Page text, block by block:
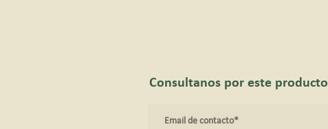
Consultanos por este producto